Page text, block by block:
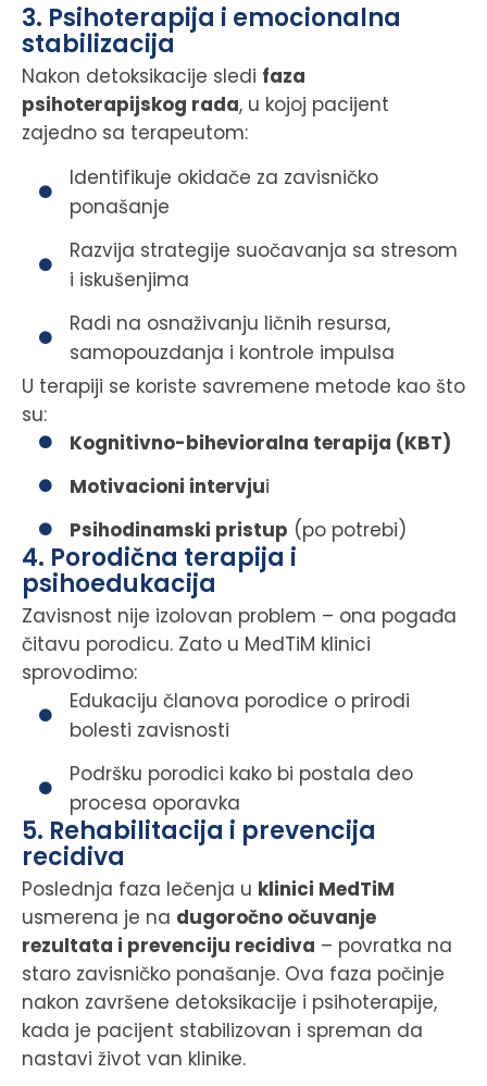
3. Psihoterapija i emocionalna
stabilizacija
Nakon detoksikacije sledi faza
psihoterapijskog rada, u kojoj pacijent
zajedno sa terapeutom:
Identifikuje okidače za zavisničko
ponašanje
Razvija strategije suočavanja sa stresom
i iskušenjima
Radi na osnaživanju ličnih resursa,
samopouzdanja i kontrole impulsa
U terapiji se koriste savremene metode kao što
su:
Kognitivno-bihevioralna terapija (KBT)
Motivacioni intervjui
Psihodinamski pristup (po potrebi)
4. Porodična terapija i
psihoedukacija
Zavisnost nije izolovan problem – ona pogađa
čitavu porodicu. Zato u MedTiM klinici
sprovodimo:
Edukaciju članova porodice o prirodi
bolesti zavisnosti
Podršku porodici kako bi postala deo
procesa oporavka
5. Rehabilitacija i prevencija
recidiva
Poslednja faza lečenja u klinici MedTiM
usmerena je na dugoročno očuvanje
rezultata i prevenciju recidiva – povratka na
staro zavisničko ponašanje. Ova faza počinje
nakon završene detoksikacije i psihoterapije,
kada je pacijent stabilizovan i spreman da
nastavi život van klinike.